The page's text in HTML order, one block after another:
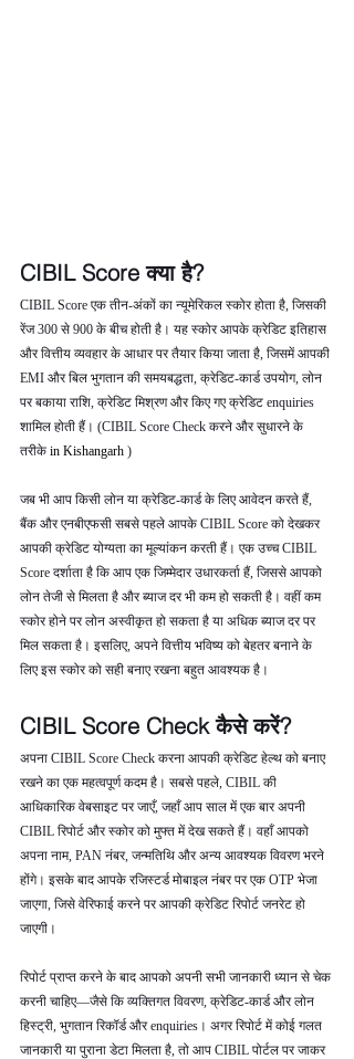
CIBIL Score क्या है?
CIBIL Score एक तीन-अंकों का न्यूमेरिकल स्कोर होता है, जिसकी
रेंज 300 से 900 के बीच होती है। यह स्कोर आपके क्रेडिट इतिहास
और वित्तीय व्यवहार के आधार पर तैयार किया जाता है, जिसमें आपकी
EMI और बिल भुगतान की समयबद्धता, क्रेडिट-कार्ड उपयोग, लोन
पर बकाया राशि, क्रेडिट मिश्रण और किए गए क्रेडिट enquiries
शामिल होती हैं। (CIBIL Score Check करने और सुधारने के
तरीके in Kishangarh )
जब भी आप किसी लोन या क्रेडिट-कार्ड के लिए आवेदन करते हैं,
बैंक और एनबीएफसी सबसे पहले आपके CIBIL Score को देखकर
आपकी क्रेडिट योग्यता का मूल्यांकन करती हैं। एक उच्च CIBIL
Score दर्शाता है कि आप एक जिम्मेदार उधारकर्ता हैं, जिससे आपको
लोन तेजी से मिलता है और ब्याज दर भी कम हो सकती है। वहीं कम
स्कोर होने पर लोन अस्वीकृत हो सकता है या अधिक ब्याज दर पर
मिल सकता है। इसलिए, अपने वित्तीय भविष्य को बेहतर बनाने के
लिए इस स्कोर को सही बनाए रखना बहुत आवश्यक है।
CIBIL Score Check कैसे करें?
अपना CIBIL Score Check करना आपकी क्रेडिट हेल्थ को बनाए
रखने का एक महत्वपूर्ण कदम है। सबसे पहले, CIBIL की
आधिकारिक वेबसाइट पर जाएँ, जहाँ आप साल में एक बार अपनी
CIBIL रिपोर्ट और स्कोर को मुफ्त में देख सकते हैं। वहाँ आपको
अपना नाम, PAN नंबर, जन्मतिथि और अन्य आवश्यक विवरण भरने
होंगे। इसके बाद आपके रजिस्टर्ड मोबाइल नंबर पर एक OTP भेजा
जाएगा, जिसे वेरिफाई करने पर आपकी क्रेडिट रिपोर्ट जनरेट हो
जाएगी।
रिपोर्ट प्राप्त करने के बाद आपको अपनी सभी जानकारी ध्यान से चेक
करनी चाहिए—जैसे कि व्यक्तिगत विवरण, क्रेडिट-कार्ड और लोन
हिस्ट्री, भुगतान रिकॉर्ड और enquiries। अगर रिपोर्ट में कोई गलत
जानकारी या पुराना डेटा मिलता है, तो आप CIBIL पोर्टल पर जाकर